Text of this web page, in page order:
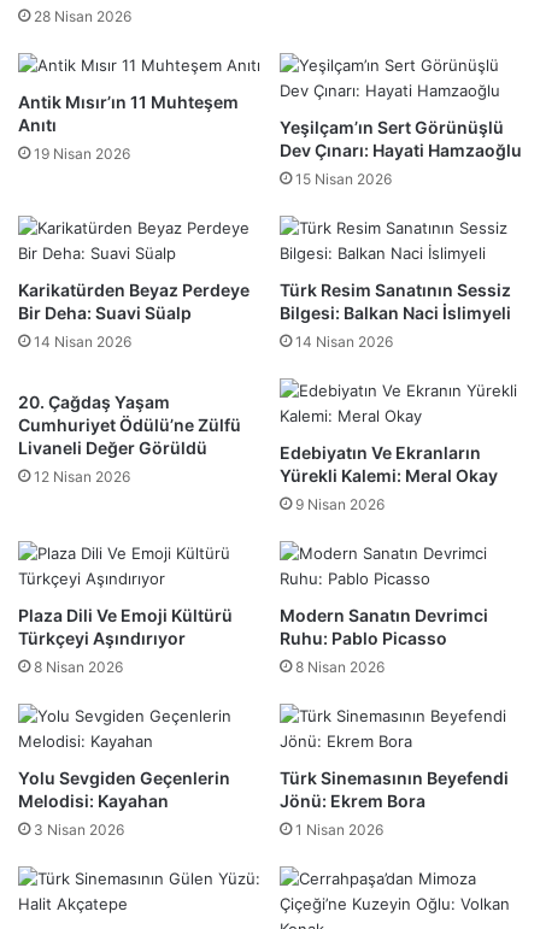
28 Nisan 2026
Antik Mısır’ın 11 Muhteşem
Anıtı
19 Nisan 2026
Yeşilçam’ın Sert Görünüşlü
Dev Çınarı: Hayati Hamzaoğlu
15 Nisan 2026
Karikatürden Beyaz Perdeye
Bir Deha: Suavi Süalp
14 Nisan 2026
Türk Resim Sanatının Sessiz
Bilgesi: Balkan Naci İslimyeli
14 Nisan 2026
20. Çağdaş Yaşam
Cumhuriyet Ödülü’ne Zülfü
Livaneli Değer Görüldü
12 Nisan 2026
Edebiyatın Ve Ekranların
Yürekli Kalemi: Meral Okay
9 Nisan 2026
Plaza Dili Ve Emoji Kültürü
Türkçeyi Aşındırıyor
8 Nisan 2026
Modern Sanatın Devrimci
Ruhu: Pablo Picasso
8 Nisan 2026
Yolu Sevgiden Geçenlerin
Melodisi: Kayahan
3 Nisan 2026
Türk Sinemasının Beyefendi
Jönü: Ekrem Bora
1 Nisan 2026